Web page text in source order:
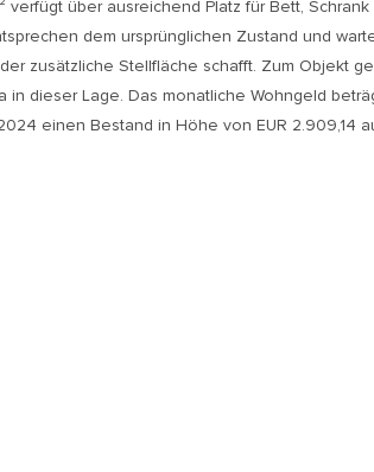
über ausreichend Platz für Bett,
dem ursprünglichen Zustand und
zusätzliche Stellfläche schafft. Zum Objekt
dieser Lage. Das monatliche Wohngeld
einen Bestand in Höhe von EUR 2.909,14